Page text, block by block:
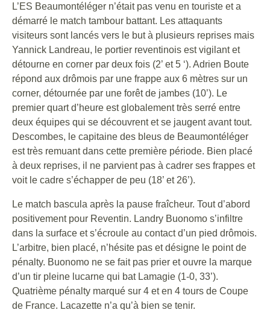
L’ES Beaumontéléger n’était pas venu en touriste et a
démarré le match tambour battant. Les attaquants
visiteurs sont lancés vers le but à plusieurs reprises mais
Yannick Landreau, le portier reventinois est vigilant et
détourne en corner par deux fois (2’ et 5 ‘). Adrien Boute
répond aux drômois par une frappe aux 6 mètres sur un
corner, détournée par une forêt de jambes (10’). Le
premier quart d’heure est globalement très serré entre
deux équipes qui se découvrent et se jaugent avant tout.
Descombes, le capitaine des bleus de Beaumontéléger
est très remuant dans cette première période. Bien placé
à deux reprises, il ne parvient pas à cadrer ses frappes et
voit le cadre s’échapper de peu (18’ et 26’).
Le match bascula après la pause fraîcheur. Tout d’abord
positivement pour Reventin. Landry Buonomo s’infiltre
dans la surface et s’écroule au contact d’un pied drômois.
L’arbitre, bien placé, n’hésite pas et désigne le point de
pénalty. Buonomo ne se fait pas prier et ouvre la marque
d’un tir pleine lucarne qui bat Lamagie (1-0, 33’).
Quatrième pénalty marqué sur 4 et en 4 tours de Coupe
de France. Lacazette n’a qu’à bien se tenir.